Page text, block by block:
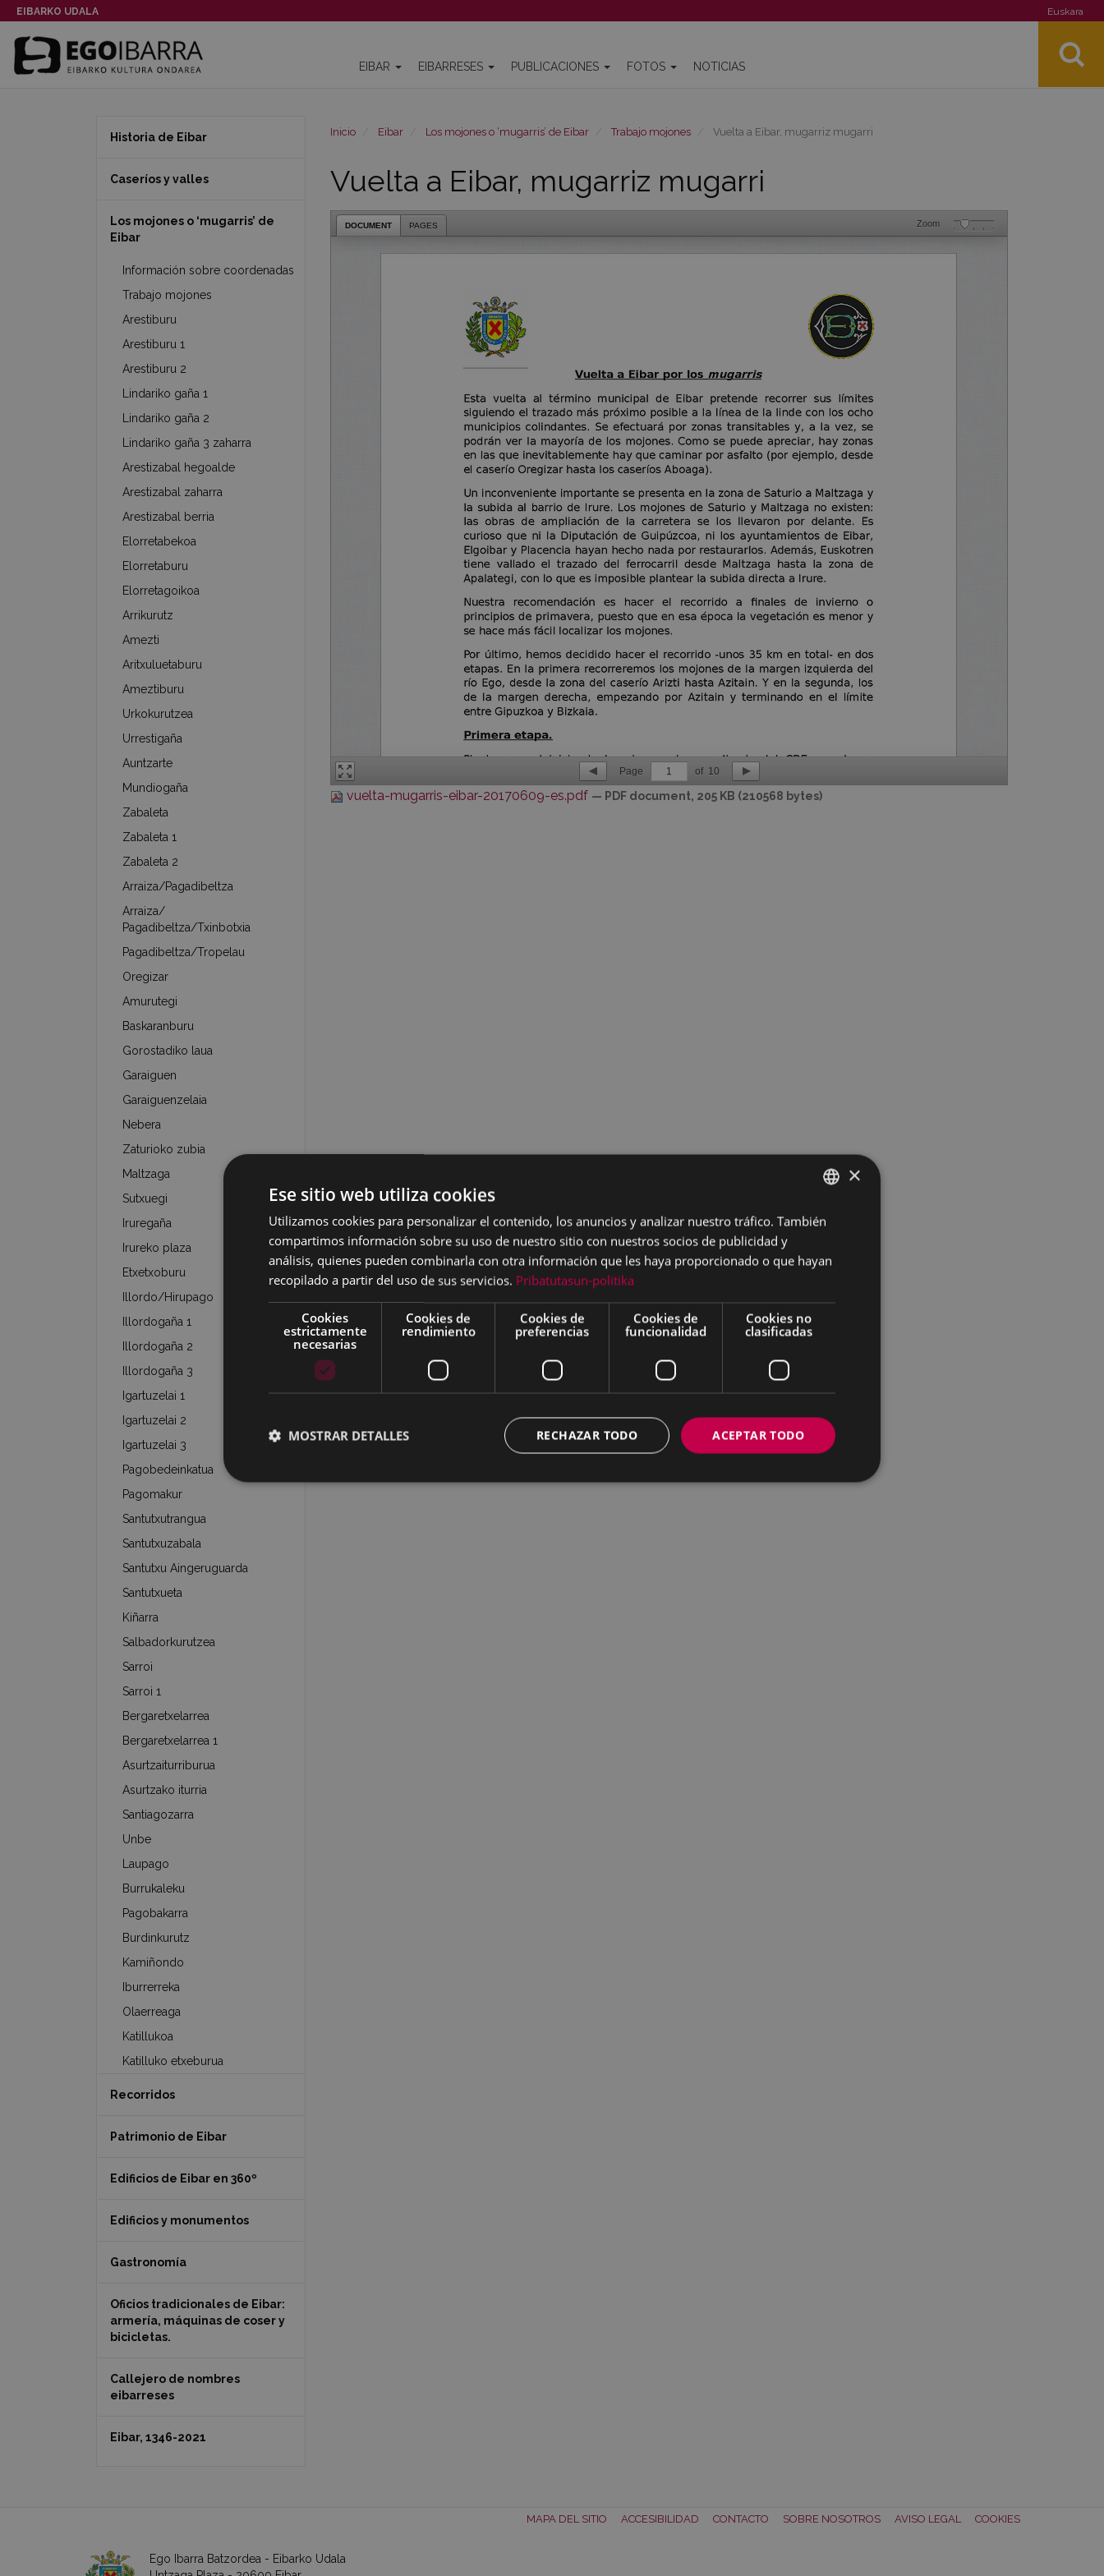
EIBARKO UDALA Euskara
EIBAR EIBARRESES PUBLICACIONES FOTOS NOTICIAS
Inicio Eibar Los mojones o ‘mugarris’ de Eibar Trabajo mojones Vuelta a Eibar, mugarriz mugarri
Vuelta a Eibar, mugarriz mugarri
DOCUMENT PAGES Zoom
Page 1 of 10
vuelta-mugarris-eibar-20170609-es.pdf — PDF document, 205 KB (210568 bytes)
Historia de Eibar
Caseríos y valles
Los mojones o ‘mugarris’ de
Eibar
Información sobre coordenadas
Trabajo mojones
Arestiburu
Arestiburu 1
Arestiburu 2
Lindariko gaña 1
Lindariko gaña 2
Lindariko gaña 3 zaharra
Arestizabal hegoalde
Arestizabal zaharra
Arestizabal berria
Elorretabekoa
Elorretaburu
Elorretagoikoa
Arrikurutz
Amezti
Aritxuluetaburu
Ameztiburu
Urkokurutzea
Urrestigaña
Auntzarte
Mundiogaña
Zabaleta
Zabaleta 1
Zabaleta 2
Arraiza/Pagadibeltza
Arraiza/
Pagadibeltza/Txinbotxia
Pagadibeltza/Tropelau
Oregizar
Amurutegi
Baskaranburu
Gorostadiko laua
Garaiguen
Garaiguenzelaia
Nebera
Zaturioko zubia
Maltzaga
Sutxuegi
Iruregaña
Irureko plaza
Etxetxoburu
Illordo/Hirupago
Illordogaña 1
Illordogaña 2
Illordogaña 3
Igartuzelai 1
Igartuzelai 2
Igartuzelai 3
Pagobedeinkatua
Pagomakur
Santutxutrangua
Santutxuzabala
Santutxu Aingeruguarda
Santutxueta
Kiñarra
Salbadorkurutzea
Sarroi
Sarroi 1
Bergaretxelarrea
Bergaretxelarrea 1
Asurtzaiturriburua
Asurtzako iturria
Santiagozarra
Unbe
Laupago
Burrukaleku
Pagobakarra
Burdinkurutz
Kamiñondo
Iburrerreka
Olaerreaga
Katillukoa
Katilluko etxeburua
Recorridos
Patrimonio de Eibar
Edificios de Eibar en 360º
Edificios y monumentos
Gastronomía
Oficios tradicionales de Eibar:
armería, máquinas de coser y
bicicletas.
Callejero de nombres
eibarreses
Eibar, 1346-2021
MAPA DEL SITIO ACCESIBILIDAD CONTACTO SOBRE NOSOTROS AVISO LEGAL COOKIES
Ego Ibarra Batzordea - Eibarko Udala
BASQUE
×
Ese sitio web utiliza cookies
Utilizamos cookies para personalizar el contenido, los anuncios y analizar nuestro tráfico. También
compartimos información sobre su uso de nuestro sitio con nuestros socios de publicidad y
análisis, quienes pueden combinarla con otra información que les haya proporcionado o que hayan
recopilado a partir del uso de sus servicios. Pribatutasun-politika
Cookies
estrictamente
necesarias
Cookies de
rendimiento
Cookies de
preferencias
Cookies de
funcionalidad
Cookies no
clasificadas
ACEPTAR TODO
RECHAZAR TODO
MOSTRAR DETALLES